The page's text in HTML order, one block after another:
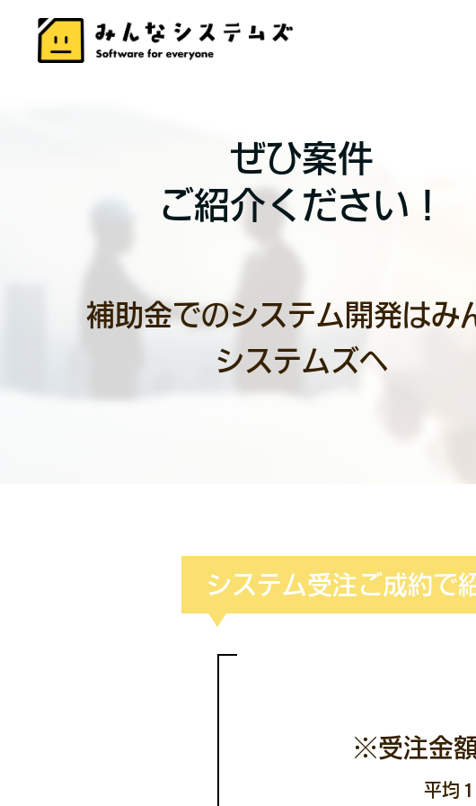
ぜひ案件
ご紹介ください！
補助金でのシステム開発はみ
システムズへ
システム受注ご成約で
※受注金
平均